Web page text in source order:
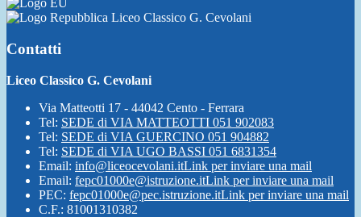
Liceo Classico G. Cevolani
Contatti
Liceo Classico G. Cevolani
Via Matteotti 17 - 44042 Cento - Ferrara
Tel: SEDE di VIA MATTEOTTI 051 902083
Tel: SEDE di VIA GUERCINO 051 904882
Tel: SEDE di VIA UGO BASSI 051 6831354
Email: info@liceocevolani.itLink per inviare una mail
Email: fepc01000e@istruzione.itLink per inviare una mail
PEC: fepc01000e@pec.istruzione.itLink per inviare una mail
C.F.: 81001310382